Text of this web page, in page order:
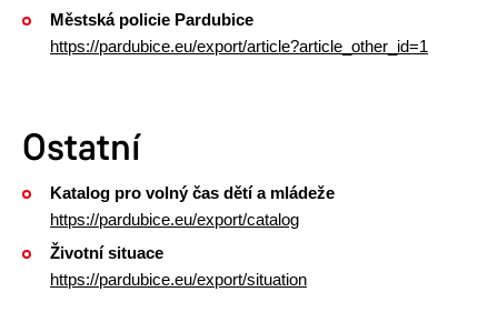
Městská policie Pardubice
https://pardubice.eu/export/article?article_other_id=1
Ostatní
Katalog pro volný čas dětí a mládeže
https://pardubice.eu/export/catalog
Životní situace
https://pardubice.eu/export/situation